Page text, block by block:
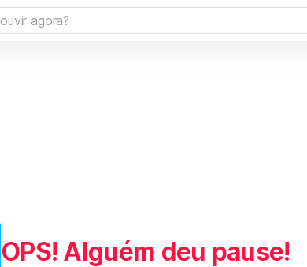
OPS! Alguém deu pause!